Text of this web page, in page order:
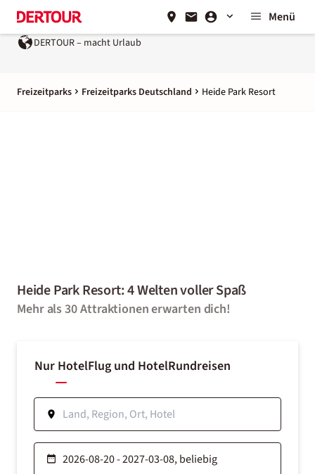
Menü
DERTOUR – macht Urlaub
Freizeitparks Freizeitparks Deutschland Heide Park Resort
Heide Park Resort: 4 Welten voller Spaß
Mehr als 30 Attraktionen erwarten dich!
Nur HotelFlug und HotelRundreisen